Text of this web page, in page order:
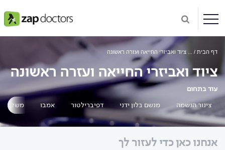
דף הבית ציוד ואביזרי החייאה ועזרה ראשונה
ציוד ואביזרי החייאה ועזרה ראשונה
עוד בתחום
צינור הנשמה
מנשם בלון ידני דפיברילטור אמבו משקפי
אנחנו כאן כדי לעזור לך